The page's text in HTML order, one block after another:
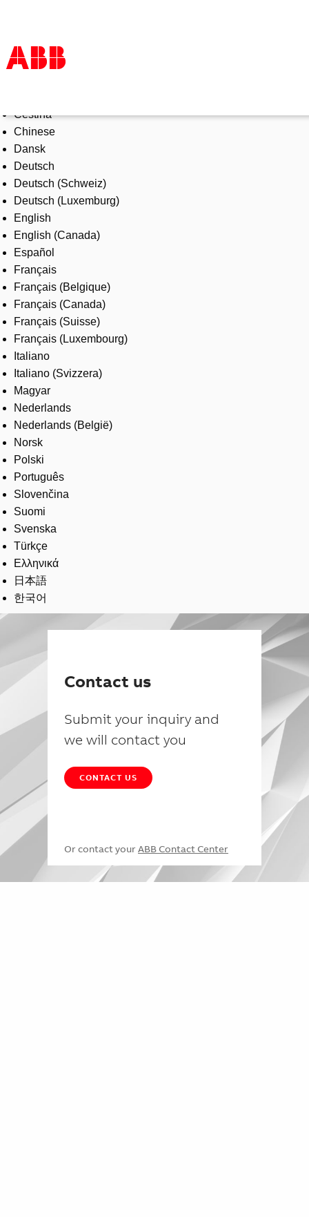
Products & Solutions
Industries
Services
About us
Where to buy
Contact us
Careers
Čeština
Chinese
Dansk
Deutsch
Deutsch (Schweiz)
Deutsch (Luxemburg)
English
English (Canada)
Español
Français
Français (Belgique)
Français (Canada)
Français (Suisse)
Français (Luxembourg)
Italiano
Italiano (Svizzera)
Magyar
Nederlands
Nederlands (België)
Norsk
Polski
Português
Slovenčina
Suomi
Svenska
Türkçe
Ελληνικά
日本語
한국어
Contact us
Submit your inquiry and
we will contact you
CONTACT US
Or contact your ABB Contact Center